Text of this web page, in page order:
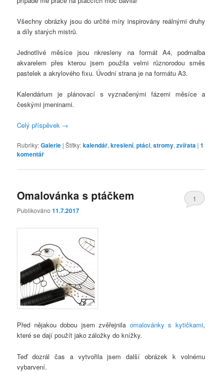
Všechny obrázky jsou do určité míry inspirovány reálnými druhy
a díly starých mistrů.
Jednotlivé měsíce jsou nkresleny na formát A4, podmalba
akvarelem přes kterou jsem použila velmi různorodou směs
pastelek a akrylového fixu. Úvodní strana je na formátu A3.
Kalendárium je plánovací s vyznačenými fázemi měsíce a
českými jmeninami.
Celý příspěvek →
Rubriky:Galerie |Štítky:kalendář,kreslení,ptáci,stromy,zvířata |1
komentář
Omalovánka s ptáčkem
Publikováno11.7.2017
1
Před nějakou dobou jsem zvěřejnila omalovánky s kytičkami,
které se dají použít jako záložky do knížky.
Teď dozrál čas a vytvořila jsem další obrázek k volnému
vybarvení.